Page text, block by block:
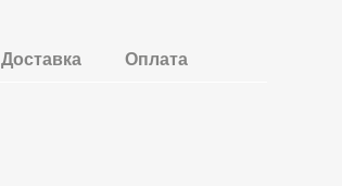
Доставка Оплата